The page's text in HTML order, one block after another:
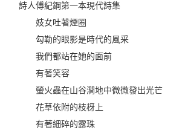
詩人傅紀鋼第一本現代詩集
妓女吐著煙圈
勾勒的眼影是時代的風采
我們都站在她的面前
有著笑容
螢火蟲在山谷澗地中微微發出光芒
花草依附的枝枒上
有著細碎的露珠